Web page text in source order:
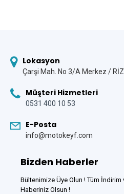
Lokasyon
Çarşi Mah. No 3/A Merkez /
Müşteri Hizmetleri
0531 400 10 53
E-Posta
info@motokeyf.com
Bizden Haberler
Bültenimize Üye Olun ! Tüm İndirim
Haberiniz Olsun !